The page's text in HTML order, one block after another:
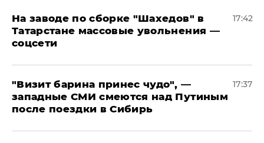
На заводе по сборке "Шахедов" в
Татарстане массовые увольнения —
соцсети
17:42
"Визит барина принес чудо", —
западные СМИ смеются над Путиным
после поездки в Сибирь
17:37